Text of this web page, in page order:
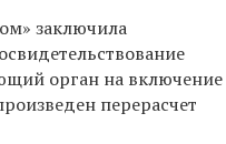
заключила
орган на включение
перерасчет